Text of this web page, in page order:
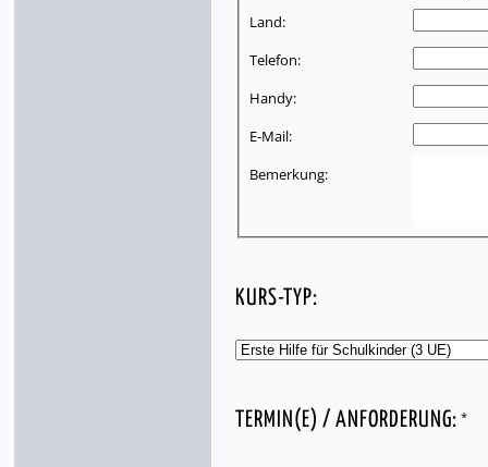
Land:
Telefon:
Handy:
E-Mail:
Bemerkung:
KURS-TYP:
TERMIN(E) / ANFORDERUNG: *